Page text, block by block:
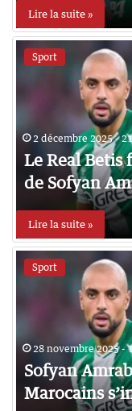
Lire la suite »
Sport
2 décembre 2025 -
Le Real Betis
de Sofyan
Lire la suite »
Sport
28 novembre 2025 -
Sofyan
Marocains